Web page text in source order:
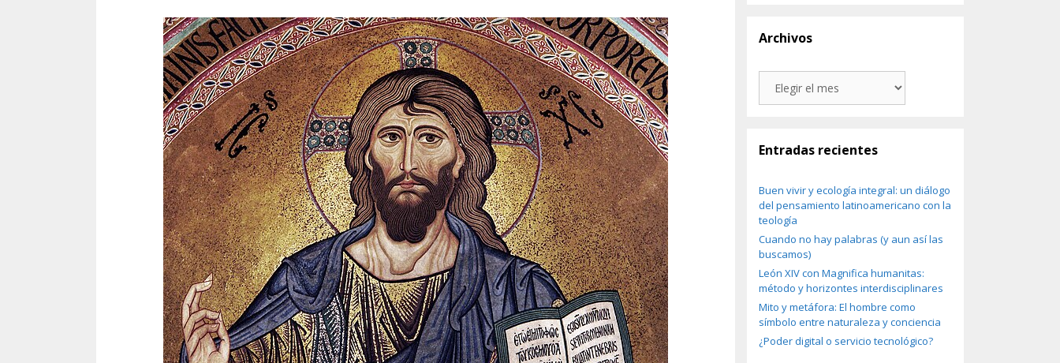
Archivos
Entradas recientes
Buen vivir y ecología integral: un diálogo
del pensamiento latinoamericano con la
teología
Cuando no hay palabras (y aun así las
buscamos)
León XIV con Magnifica humanitas:
método y horizontes interdisciplinares
Mito y metáfora: El hombre como
símbolo entre naturaleza y conciencia
¿Poder digital o servicio tecnológico?